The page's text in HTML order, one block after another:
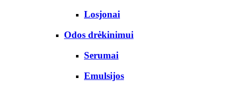
Losjonai
Odos drėkinimui
Serumai
Emulsijos